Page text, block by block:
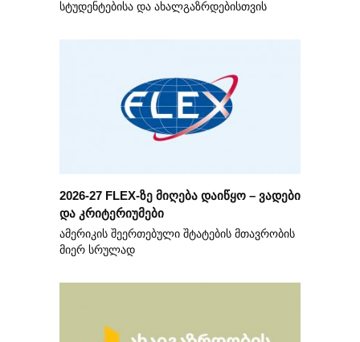
სტუდენტებისა და ახალგაზრდებისთვის
2026-27 FLEX-ზე მიღება დაიწყო – ვადები
და კრიტერიუმები
ამერიკის შეერთებული შტატების მთავრობის
მიერ სრულად